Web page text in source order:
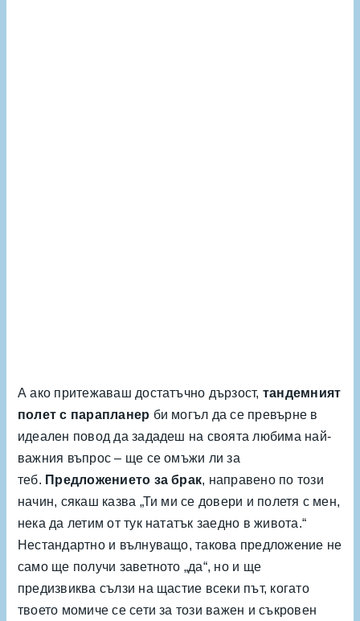
А ако притежаваш достатъчно дързост, тандемният
полет с парапланер би могъл да се превърне в
идеален повод да зададеш на своята любима най-
важния въпрос – ще се омъжи ли за
теб. Предложението за брак, направено по този
начин, сякаш казва „Ти ми се довери и полетя с мен,
нека да летим от тук нататък заедно в живота.“
Нестандартно и вълнуващо, такова предложение не
само ще получи заветното „да“, но и ще
предизвиква сълзи на щастие всеки път, когато
твоето момиче се сети за този важен и съкровен